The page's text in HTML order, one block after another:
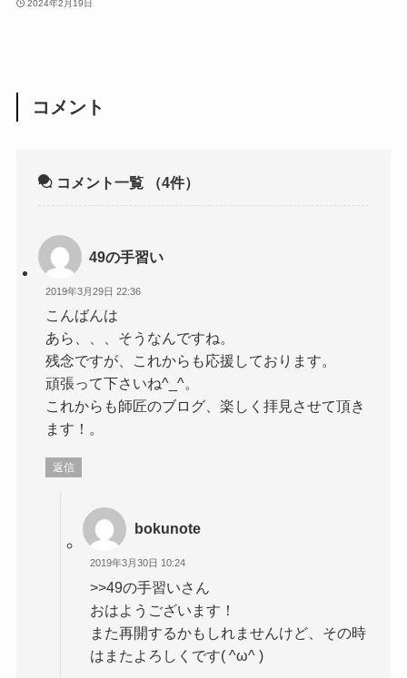
2024年2月19日
コメント
コメント一覧 （4件）
49の手習い
2019年3月29日 22:36
こんばんは
あら、、、そうなんですね。
残念ですが、これからも応援しております。
頑張って下さいね^_^。
これからも師匠のブログ、楽しく拝見させて頂き
ます！。
返信
bokunote
2019年3月30日 10:24
>>49の手習いさん
おはようございます！
また再開するかもしれませんけど、その時
はまたよろしくです( ^ω^ )